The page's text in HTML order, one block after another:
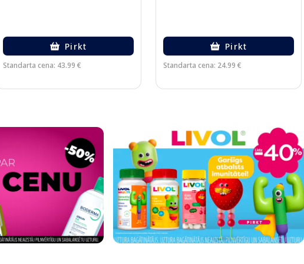
Pirkt
Standarta cena: 43.99 €
Pirkt
Standarta cena: 24.99 €